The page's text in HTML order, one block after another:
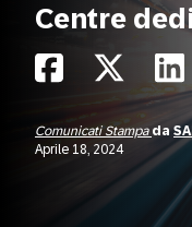
Centre
Comunicati Stampa da
Aprile 18, 2024